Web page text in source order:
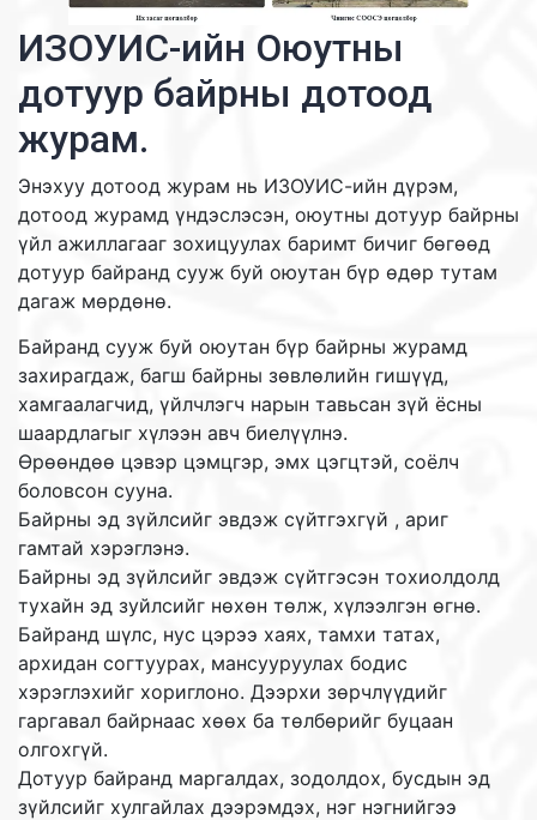
ИЗОУИС-ийн Оюутны
дотуур байрны дотоод
журам.
Энэхуу дотоод журам нь ИЗОУИС-ийн дүрэм,
дотоод журамд үндэслэсэн, оюутны дотуур байрны
үйл ажиллагааг зохицуулах баримт бичиг бөгөөд
дотуур байранд сууж буй оюутан бүр өдөр тутам
дагаж мөрдөнө.
Байранд сууж буй оюутан бүр байрны журамд
захирагдаж, багш байрны зөвлөлийн гишүүд,
хамгаалагчид, үйлчлэгч нарын тавьсан зүй ёсны
шаардлагыг хүлээн авч биелүүлнэ.
Өрөөндөө цэвэр цэмцгэр, эмх цэгцтэй, соёлч
боловсон сууна.
Байрны эд зүйлсийг эвдэж сүйтгэхгүй , ариг
гамтай хэрэглэнэ.
Байрны эд зүйлсийг эвдэж сүйтгэсэн тохиолдолд
тухайн эд зуйлсийг нөхөн төлж, хүлээлгэн өгнө.
Байранд шүлс, нус цэрээ хаях, тамхи татах,
архидан согтуурах, мансууруулах бодис
хэрэглэхийг хориглоно. Дээрхи зөрчлүүдийг
гаргавал байрнаас хөөх ба төлбөрийг буцаан
олгохгүй.
Дотуур байранд маргалдах, зодолдох, бусдын эд
зүйлсийг хулгайлах дээрэмдэх, нэг нэгнийгээ